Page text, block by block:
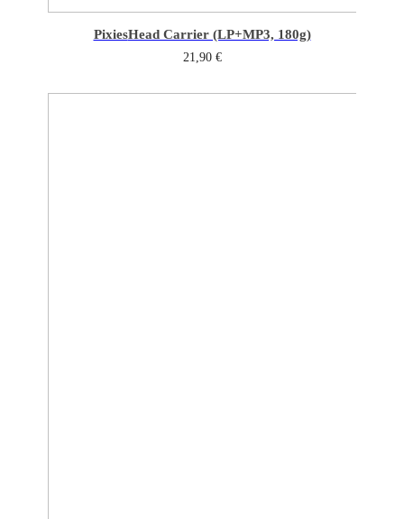
PixiesHead Carrier (LP+MP3, 180g)
21,90 €